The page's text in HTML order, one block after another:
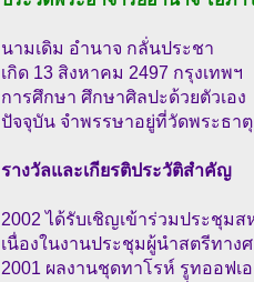
นามเดิม อำนาจ กลั่นประชา
เกิด 13 สิงหาคม 2497 กรุงเทพฯ
การศึกษา ศึกษาศิลปะด้วยตัวเอง
ปัจจุบัน จำพรรษาอยู่ที่วัดพระธา
รางวัลและเกียรติประวัติสำคัญ
2002 ได้รับเชิญเข้าร่วมประชุม
เนื่องในงานประชุมผู้นำสตรีทา
2001 ผลงานชุดทาโรห์ รูทออฟเ